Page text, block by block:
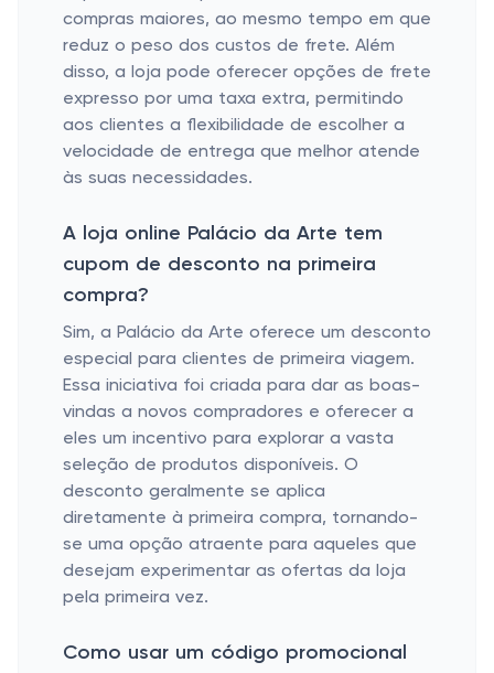
compras maiores, ao mesmo tempo em que
reduz o peso dos custos de frete. Além
disso, a loja pode oferecer opções de frete
expresso por uma taxa extra, permitindo
aos clientes a flexibilidade de escolher a
velocidade de entrega que melhor atende
às suas necessidades.
A loja online Palácio da Arte tem
cupom de desconto na primeira
compra?
Sim, a Palácio da Arte oferece um desconto
especial para clientes de primeira viagem.
Essa iniciativa foi criada para dar as boas-
vindas a novos compradores e oferecer a
eles um incentivo para explorar a vasta
seleção de produtos disponíveis. O
desconto geralmente se aplica
diretamente à primeira compra, tornando-
se uma opção atraente para aqueles que
desejam experimentar as ofertas da loja
pela primeira vez.
Como usar um código promocional